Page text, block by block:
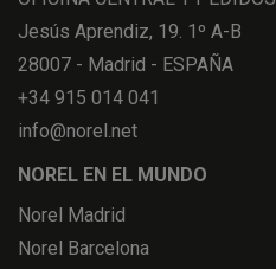
Jesús Aprendiz, 19. 1º A-B
28007 - Madrid - ESPAÑA
+34 915 014 041
info@norel.net
NOREL EN EL MUNDO
Norel Madrid
Norel Barcelona